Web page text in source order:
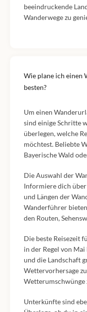
beeindruckende
Wanderwege zu
Wie plane ich einen
besten?
Um einen
sind einige Schritte
überlegen, welche
möchtest. Beliebte
Bayerische Wald
Die Auswahl der
Informiere dich
und Längen der
Wanderführer
den Routen,
Die beste Reisezeit
in der Regel von
und die Landschaft
Wettervorhersage
Wetterumschwünge
Unterkünfte sind